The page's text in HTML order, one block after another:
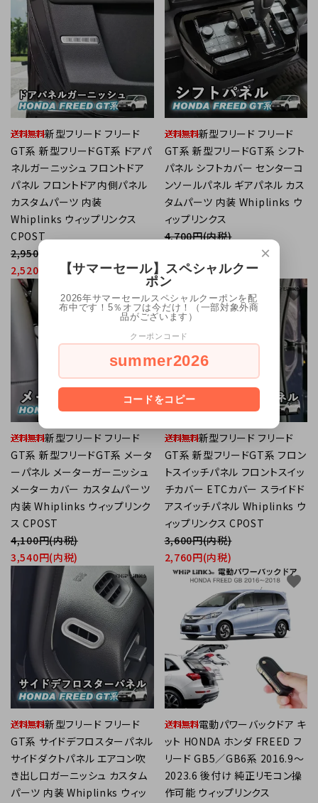
新型フリード フリード
GT系 新型フリードGT系 ドアパ
ネルガーニッシュ フロントドア
パネル フロントドア内側パネル
カスタムパーツ 内装
Whiplinks ウィップリンクス
CPOST
2,950円(内税)
2,520円(内税)
新型フリード フリード
GT系 新型フリードGT系 シフト
パネル シフトカバー センターコ
ンソールパネル ギアパネル カス
タムパーツ 内装 Whiplinks ウ
ィップリンクス
4,700円(内税)
新型フリード フリード
GT系 新型フリードGT系 メータ
ーパネル メーターガーニッシュ
メーターカバー カスタムパーツ
内装 Whiplinks ウィップリンク
ス CPOST
4,100円(内税)
3,540円(内税)
favorite
新型フリード フリード
GT系 新型フリードGT系 フロン
トスイッチパネル フロントスイッ
チカバー ETCカバー スライドド
アスイッチパネル Whiplinks ウ
ィップリンクス CPOST
3,600円(内税)
2,760円(内税)
favorite
新型フリード フリード
GT系 サイドデフロスターパネル
サイドダクトパネル エアコン吹
き出し口ガーニッシュ カスタム
パーツ 内装 Whiplinks ウィッ
favorite
電動パワーバックドア キ
ット HONDA ホンダ FREED フ
リード GB5／GB6系 2016.9～
2023.6 後付け 純正リモコン操
作可能 ウィップリンクス
favorite
×
【サマーセール】スペシャルクー
ポン
2026年サマーセールスペシャルクーポンを配
布中です！5％オフは今だけ！（一部対象外商
品がございます）
クーポンコード
summer2026
コードをコピー